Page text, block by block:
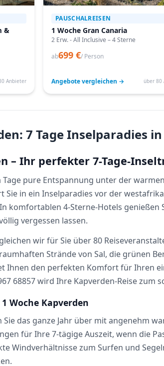
&
Anbieter
PAUSCHALREISEN
1 Woche Gran Canaria
2 Erw. - All Inclusive – 4 Sterne
ab699 €/ Person
Angebote vergleichen → über 80
7 Tage Inselparadies
– Ihr perfekter 7-Tage-
Tage pure Entspannung unter der
Sie in ein Inselparadies vor der
komfortablen 4-Sterne-Hotels
vergessen lassen.
wir für Sie über 80
Strände von Sal, die grünen
Ihnen den perfekten Komfort für Ihren
68857 wird Ihre Kapverden-Reise zum
Woche Kapverden
Sie das ganze Jahr über mit angenehm
für Ihre 7-tägige Auszeit, wenn die
Windverhältnisse zum Surfen und